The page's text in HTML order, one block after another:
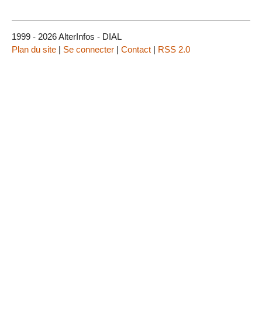
1999 - 2026 AlterInfos - DIAL
Plan du site | Se connecter | Contact | RSS 2.0